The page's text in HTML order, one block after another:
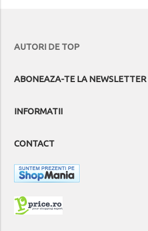
AUTORI DE TOP
ABONEAZA-TE LA NEWSLETTER
INFORMATII
CONTACT